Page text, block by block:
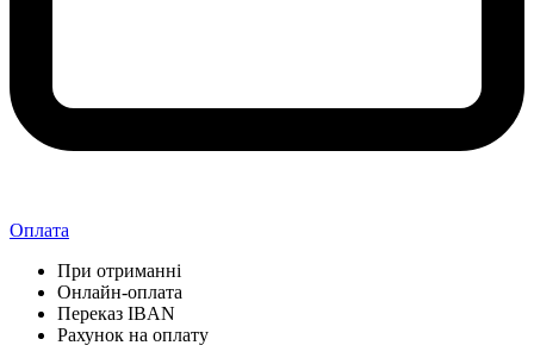
Оплата
При отриманні
Онлайн-оплата
Переказ IBAN
Рахунок на оплату